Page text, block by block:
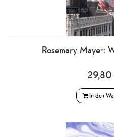
Rosemary Mayer:
In den